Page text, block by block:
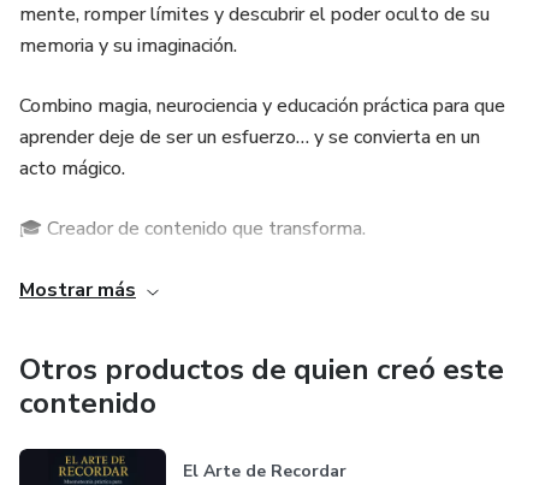
mente, romper límites y descubrir el poder oculto de su
memoria y su imaginación.
Combino magia, neurociencia y educación práctica para que
aprender deje de ser un esfuerzo… y se convierta en un
acto mágico.
🎓 Creador de contenido que transforma.
🧠 Especialista en técnicas mentales, mnemotecnia y
✨ Aquí encontrarás herramientas para estudiar mejor,
enseñar con impacto y liberar tu verdadero potencial.
Mostrar más
Otros productos de quien creó este
contenido
El Arte de Recordar